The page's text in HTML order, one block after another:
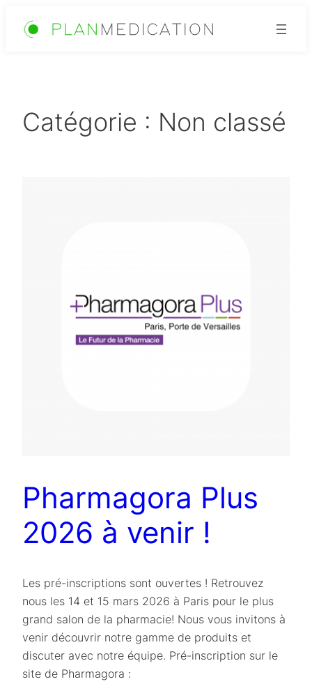
Catégorie : Non classé
Pharmagora Plus
2026 à venir !
Les pré-inscriptions sont ouvertes ! Retrouvez
nous les 14 et 15 mars 2026 à Paris pour le plus
grand salon de la pharmacie! Nous vous invitons à
venir découvrir notre gamme de produits et
discuter avec notre équipe. Pré-inscription sur le
site de Pharmagora :